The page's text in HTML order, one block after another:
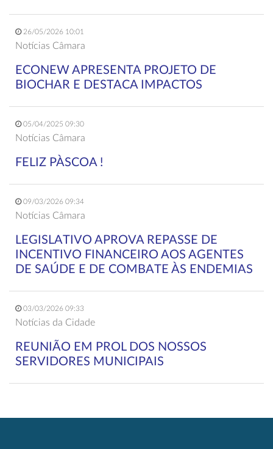
26/05/2026 10:01
Notícias Câmara
ECONEW APRESENTA PROJETO DE
BIOCHAR E DESTACA IMPACTOS
05/04/2025 09:30
Notícias Câmara
FELIZ PÀSCOA !
09/03/2026 09:34
Notícias Câmara
LEGISLATIVO APROVA REPASSE DE
INCENTIVO FINANCEIRO AOS AGENTES
DE SAÚDE E DE COMBATE ÀS ENDEMIAS
03/03/2026 09:33
Notícias da Cidade
REUNIÃO EM PROL DOS NOSSOS
SERVIDORES MUNICIPAIS